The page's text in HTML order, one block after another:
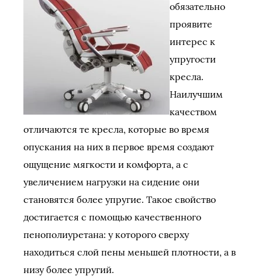
обязательно
проявите
интерес к
упругости
кресла.
Наилучшим
качеством
отличаются те кресла, которые во время
опускания на них в первое время создают
ощущение мягкости и комфорта, а с
увеличением нагрузки на сидение они
становятся более упругие. Такое свойство
достигается с помощью качественного
пенополиуретана: у которого сверху
находиться слой пены меньшей плотности, а в
низу более упругий.